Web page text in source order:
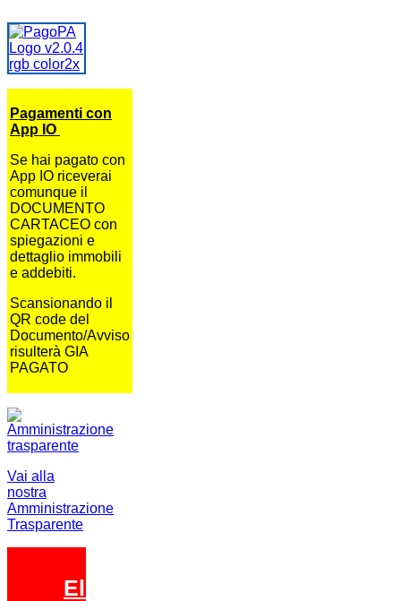
Pagamenti con
App IO
Se hai pagato con
App IO riceverai
comunque il
DOCUMENTO
CARTACEO con
spiegazioni e
dettaglio immobili
e addebiti.
Scansionando il
QR code del
Documento/Avviso
risulterà GIA
PAGATO
Vai alla
nostra
Amministrazione
Trasparente
Elezioni 2026